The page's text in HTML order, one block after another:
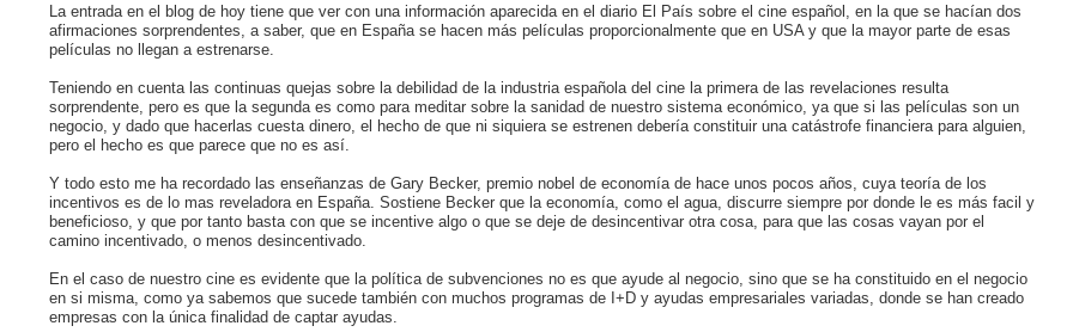
La entrada en el blog de hoy tiene que ver con una información aparecida en el diario El País sobre el cine español, en la que se hacían dos
afirmaciones sorprendentes, a saber, que en España se hacen más películas proporcionalmente que en USA y que la mayor parte de esas
películas no llegan a estrenarse.
Teniendo en cuenta las continuas quejas sobre la debilidad de la industria española del cine la primera de las revelaciones resulta
sorprendente, pero es que la segunda es como para meditar sobre la sanidad de nuestro sistema económico, ya que si las películas son un
negocio, y dado que hacerlas cuesta dinero, el hecho de que ni siquiera se estrenen debería constituir una catástrofe financiera para alguien,
pero el hecho es que parece que no es así.
Y todo esto me ha recordado las enseñanzas de Gary Becker, premio nobel de economía de hace unos pocos años, cuya teoría de los
incentivos es de lo mas reveladora en España. Sostiene Becker que la economía, como el agua, discurre siempre por donde le es más facil y
beneficioso, y que por tanto basta con que se incentive algo o que se deje de desincentivar otra cosa, para que las cosas vayan por el
camino incentivado, o menos desincentivado.
En el caso de nuestro cine es evidente que la política de subvenciones no es que ayude al negocio, sino que se ha constituido en el negocio
en si misma, como ya sabemos que sucede también con muchos programas de I+D y ayudas empresariales variadas, donde se han creado
empresas con la única finalidad de captar ayudas.